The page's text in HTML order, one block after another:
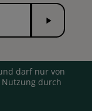
Senden
darf nur von
durch